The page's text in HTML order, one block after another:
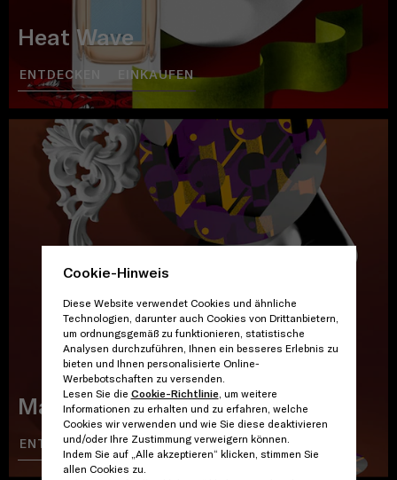
Cookie-Hinweis
Diese Website verwendet Cookies und ähnliche
Technologien, darunter auch Cookies von Drittanbietern,
um ordnungsgemäß zu funktionieren, statistische
Analysen durchzuführen, Ihnen ein besseres Erlebnis zu
bieten und Ihnen personalisierte Online-
Werbebotschaften zu versenden.
Lesen Sie die Cookie-Richtlinie, um weitere
Informationen zu erhalten und zu erfahren, welche
Cookies wir verwenden und wie Sie diese deaktivieren
und/oder Ihre Zustimmung verweigern können.
Indem Sie auf „Alle akzeptieren“ klicken, stimmen Sie
allen Cookies zu.
Heat Wave
ENTDECKEN EINKAUFEN
Marienbad
ENTDECKEN EINKAUFEN